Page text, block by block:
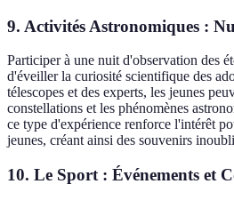
9. Activités Astronomiques :
Participer à une nuit d'observation des
d'éveiller la curiosité scientifique des
télescopes et des experts, les jeunes
constellations et les phénomènes
ce type d'expérience renforce l'intérêt
jeunes, créant ainsi des souvenirs
10. Le Sport : Événements et